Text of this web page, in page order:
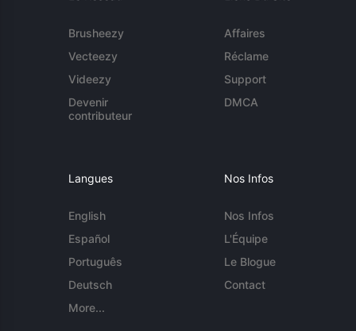
Brusheezy
Vecteezy
Videezy
Devenir
contributeur
Affaires
Réclame
Support
DMCA
Langues
English
Español
Português
Deutsch
More...
Nos Infos
Nos Infos
L'Équipe
Le Blogue
Contact